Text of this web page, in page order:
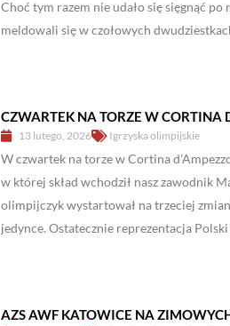
Choć tym razem nie udało się sięgnąć
meldowali się w czołowych
CZWARTEK NA TORZE W CORTINA
13 lutego, 2026 Igrzyska olimpijskie
W czwartek na torze w Cortina
w której skład wchodził nasz zawodnik
olimpijczyk wystartował na trzeciej
jedynce. Ostatecznie reprezentacja Polski
AZS AWF KATOWICE NA